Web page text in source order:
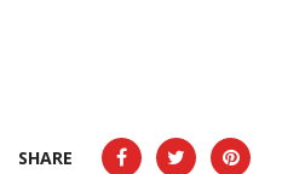
SHARE